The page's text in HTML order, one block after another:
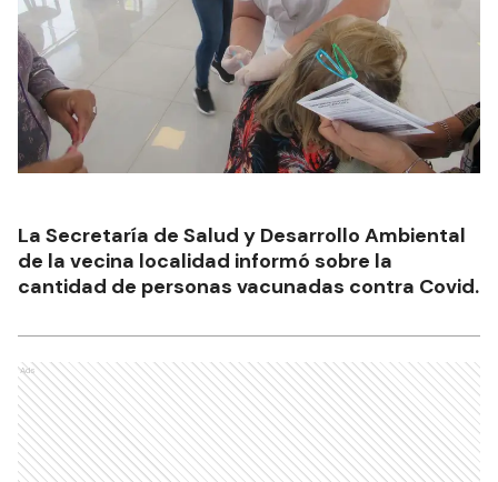
La Secretaría de Salud y Desarrollo Ambiental
de la vecina localidad informó sobre la
cantidad de personas vacunadas contra Covid.
Ads